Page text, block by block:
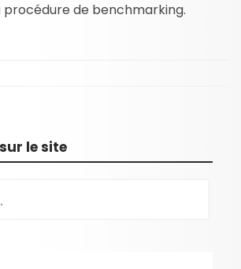
procédure de benchmarking.
le site